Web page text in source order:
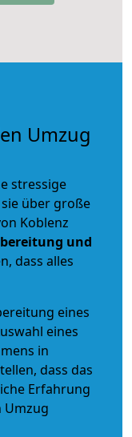
Umzug
stressige
über große
Koblenz
und
dass alles
eines
eines
in
dass das
Erfahrung
Umzug